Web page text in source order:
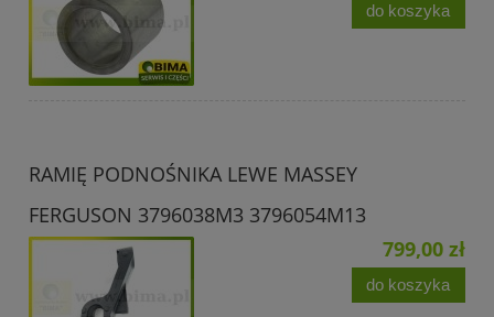
do koszyka
RAMIĘ PODNOŚNIKA LEWE MASSEY
FERGUSON 3796038M3 3796054M13
799,00 zł
do koszyka